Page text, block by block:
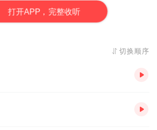
享，正常每天更2集，有空时会不定时加更
打开APP，完整收听
切换顺序